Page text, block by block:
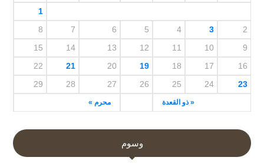
« ذو القعدة محرم »
1
2
3
4
5
6
7
8
9
10
11
12
13
14
15
16
17
18
19
20
21
22
23
24
25
26
27
28
29
وسوم